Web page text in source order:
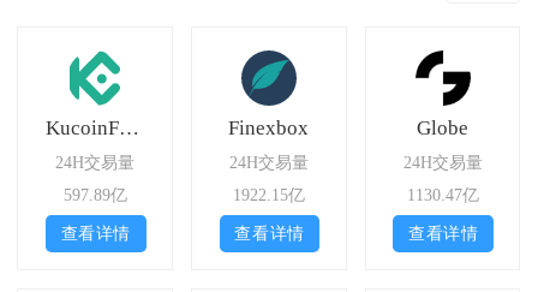
KucoinFutures
24H交易量
597.89亿
查看详情
Finexbox
24H交易量
1922.15亿
查看详情
Globe
24H交易量
1130.47亿
查看详情